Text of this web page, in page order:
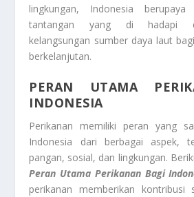
lingkungan, Indonesia
tantangan yang di hadapi
kelangsungan sumber daya laut
berkelanjutan.
PERAN UTAMA
INDONESIA
Perikanan memiliki peran yang
Indonesia dari berbagai aspek,
pangan, sosial, dan lingkungan.
Peran Utama Perikanan Bagi
perikanan memberikan kontribusi